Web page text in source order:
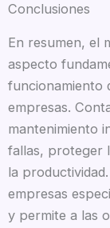
Conclusiones
En resumen, el
aspecto
funcionamiento
empresas.
mantenimiento
fallas, proteger
la
empresas
y permite a las